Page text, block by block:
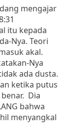
mengajar
itu kepada
Nya. Teori
akal.
Nya
ada dusta.
ketika putus
Dia
bahwa
menyangkal